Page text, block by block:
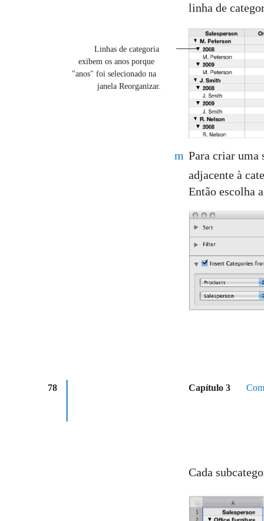
linha de
Linhas de categoria
exibem os anos porque
"anos" foi selecionado na
janela Reorganizar.
Para criar uma
m
adjacente à
Então escolha
78 Capítulo 3
Cada